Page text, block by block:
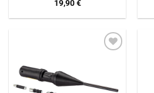
19,90€
souhaits